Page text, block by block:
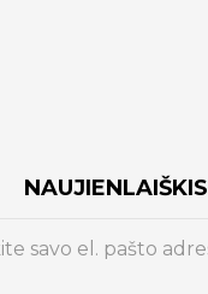
NAUJIENLAIŠKIS